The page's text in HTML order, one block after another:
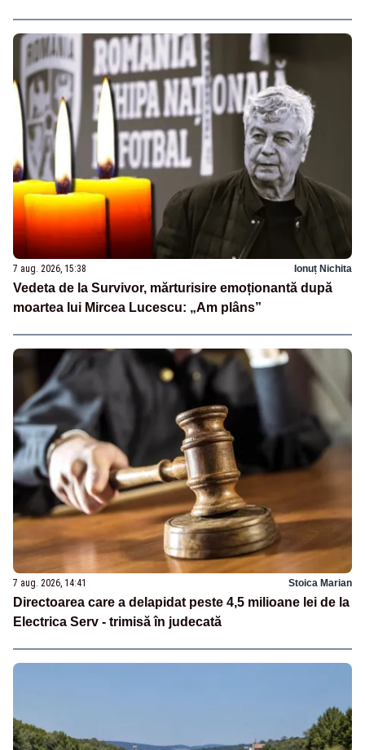
7 aug. 2026, 15:38 Ionuț Nichita
Vedeta de la Survivor, mărturisire emoționantă după
moartea lui Mircea Lucescu: „Am plâns”
7 aug. 2026, 14:41 Stoica Marian
Directoarea care a delapidat peste 4,5 milioane lei de la
Electrica Serv - trimisă în judecată